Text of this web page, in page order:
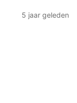
5 jaar geleden